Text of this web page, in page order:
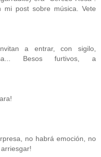
post sobre música. Vete
a entrar, con sigilo,
Besos furtivos, a
no habrá emoción, no